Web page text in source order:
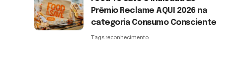
Prêmio Reclame AQUI 2026 na
categoria Consumo Consciente
Tags:reconhecimento